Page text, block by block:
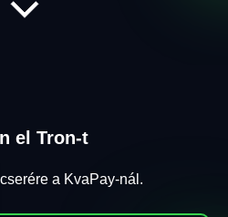
el Tron-t
a KvaPay-nál.